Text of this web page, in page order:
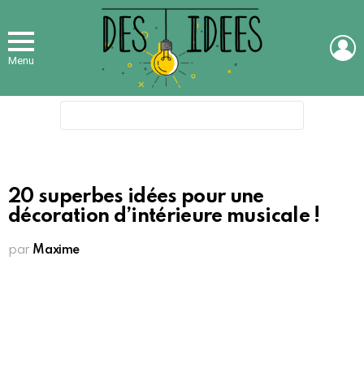
Menu
20 superbes idées pour une
décoration d’intérieure musicale !
par Maxime